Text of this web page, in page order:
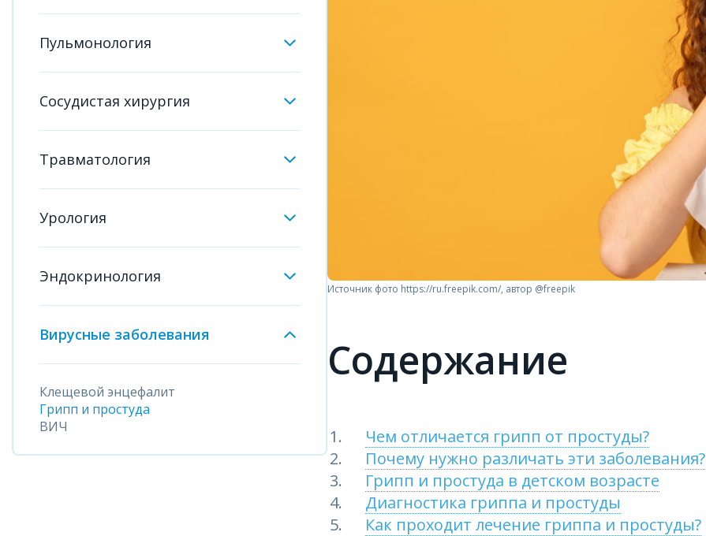
Пульмонология
Сосудистая хирургия
Травматология
Урология
Эндокринология
Вирусные заболевания
Клещевой энцефалит
Грипп и простуда
ВИЧ
Источник фото https://ru.freepik.com/, автор @freepik
Содержание
Чем отличается грипп от простуды?
Почему нужно различать эти заболевания?
Грипп и простуда в детском возрасте
Диагностика гриппа и простуды
Как проходит лечение гриппа и простуды?